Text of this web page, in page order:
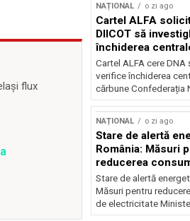
flux
NAȚIONAL o zi ago
Cartel ALFA
DIICOT să
închiderea
cărbune
Cartel ALFA cere DNA
verifice închiderea
cărbune Confederația
NAȚIONAL o zi ago
Stare de alertă
România: Măsuri
reducerea
electricitate
Stare de alertă
Măsuri pentru
de electricitate